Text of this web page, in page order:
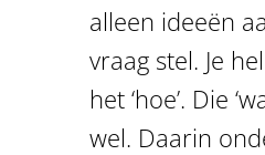
alleen ideeën
vraag stel. Je
het ‘hoe’. Die
wel. Daarin